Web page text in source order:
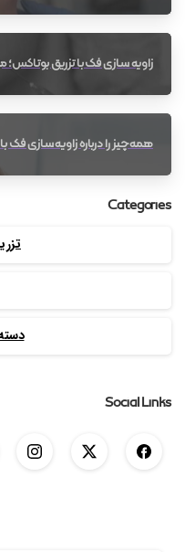
زاویه سازی فک با تزریق بوتاکس؛
همه چیز را درباره زاویه سازی فک با
Categories
Social Links